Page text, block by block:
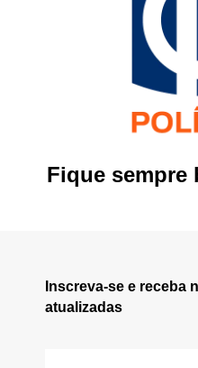
Fique sempre
Inscreva-se e receba
atualizadas